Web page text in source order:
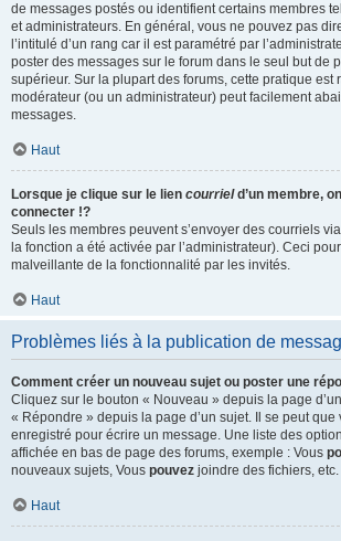
de messages postés ou identifient certains membres
et administrateurs. En général, vous ne pouvez pas
l’intitulé d’un rang car il est paramétré par
poster des messages sur le forum dans le seul but de
supérieur. Sur la plupart des forums, cette pratique est
modérateur (ou un administrateur) peut facilement
messages.
Haut
Lorsque je clique sur le lien courrield’un membre,
connecter !?
Seuls les membres peuvent s’envoyer des courriels
la fonction a été activée par l’administrateur). Ceci
malveillante de la fonctionnalité par les invités.
Haut
Problèmes liés à la publication de
Comment créer un nouveau sujet ou poster une
Cliquez sur le bouton « Nouveau » depuis la page
« Répondre » depuis la page d’un sujet. Il se peut que
enregistré pour écrire un message. Une liste des
affichée en bas de page des forums, exemple : Vous
nouveaux sujets, Vous pouvez joindre des fichiers, etc.
Haut